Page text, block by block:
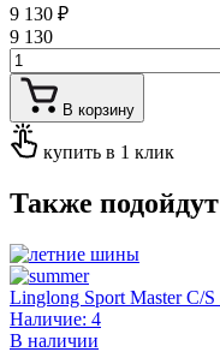
9 130 ₽
9 130
В корзину
купить в 1 клик
Также подойдут
Linglong Sport Master C/S
Наличие: 4
В наличии